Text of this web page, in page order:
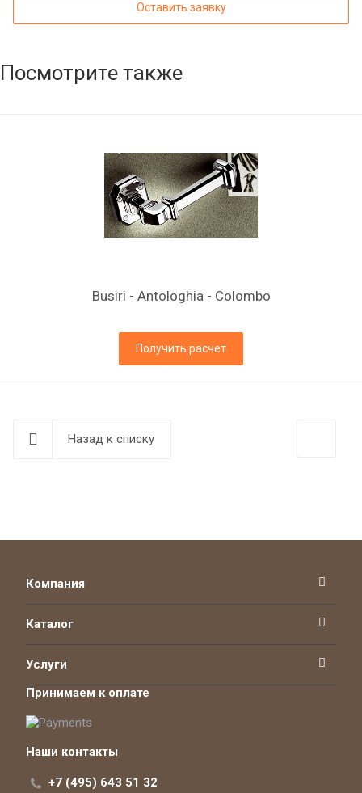
Оставить заявку
Посмотрите также
Busiri - Antologhia - Colombo
Получить расчет
Назад к списку
Компания
Каталог
Услуги
Принимаем к оплате
Наши контакты
+7 (495) 643 51 32